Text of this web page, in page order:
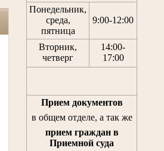
Понедельник,
среда,
пятница
9:00-12:00
Вторник,
четверг
14:00-
17:00
Прием документов
в общем отделе, а так же
прием граждан в
Приемной суда